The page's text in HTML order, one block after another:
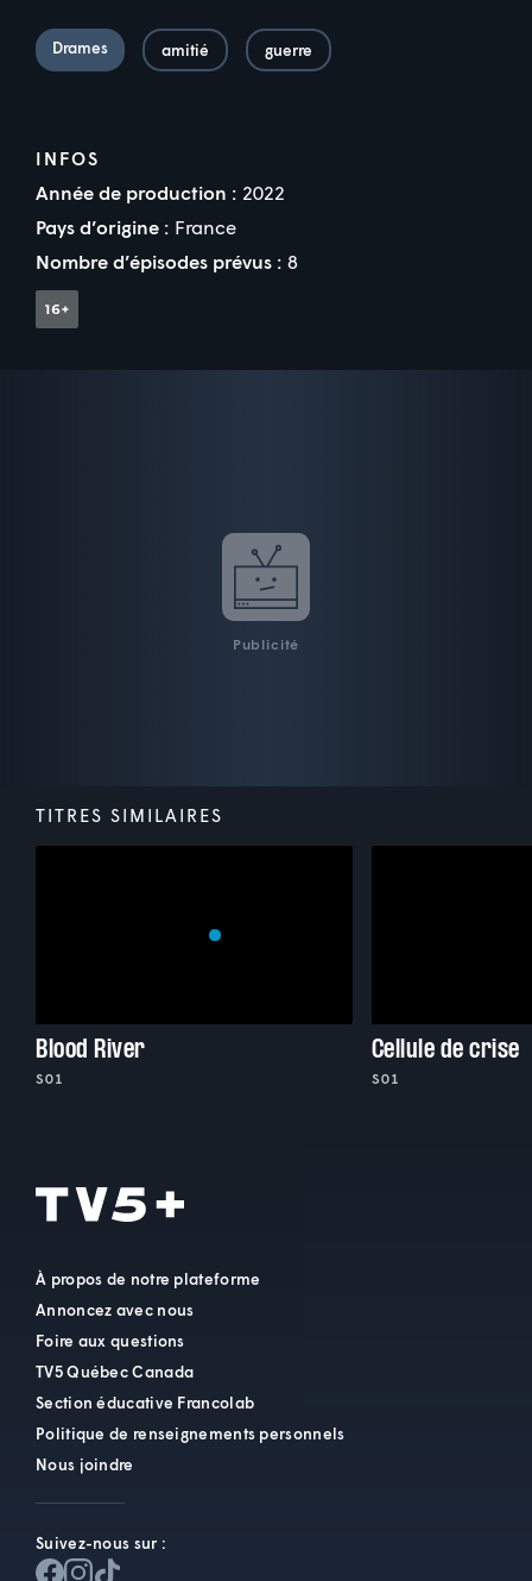
Drames amitié guerre
INFOS
Année de production : 2022
Pays d’origine : France
Nombre d’épisodes prévus : 8
Publicité
TITRES SIMILAIRES
Blood River
S01
Cellule de crise
S01
À propos de notre plateforme
Annoncez avec nous
Foire aux questions
TV5 Québec Canada
Section éducative Francolab
Politique de renseignements personnels
Nous joindre
Suivez-nous sur :